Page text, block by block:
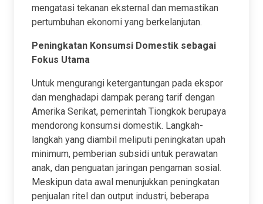
mengatasi tekanan eksternal dan memastikan
pertumbuhan ekonomi yang berkelanjutan.
Peningkatan Konsumsi Domestik sebagai
Fokus Utama
Untuk mengurangi ketergantungan pada ekspor
dan menghadapi dampak perang tarif dengan
Amerika Serikat, pemerintah Tiongkok berupaya
mendorong konsumsi domestik. Langkah-
langkah yang diambil meliputi peningkatan upah
minimum, pemberian subsidi untuk perawatan
anak, dan penguatan jaringan pengaman sosial.
Meskipun data awal menunjukkan peningkatan
penjualan ritel dan output industri, beberapa